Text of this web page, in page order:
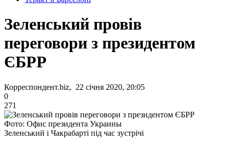
Зеленський провів
переговори з президентом
ЄБРР
Корреспондент.biz, 22 січня 2020, 20:05
0
271
Фото: Офис президента Украины
Зеленський і Чакрабарті під час зустрічі